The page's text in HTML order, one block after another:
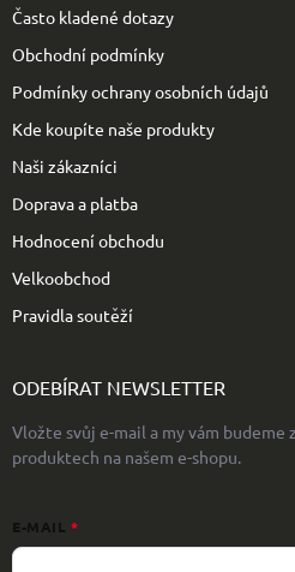
Často kladené dotazy
Obchodní podmínky
Podmínky ochrany osobních údajů
Kde koupíte naše produkty
Naši zákazníci
Doprava a platba
Hodnocení obchodu
Velkoobchod
Pravidla soutěží
ODEBÍRAT NEWSLETTER
Vložte svůj e-mail a my vám budeme
produktech na našem e-shopu.
E-MAIL